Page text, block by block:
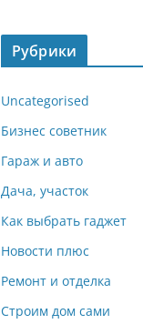
Рубрики
Uncategorised
Бизнес советник
Гараж и авто
Дача, участок
Как выбрать гаджет
Новости плюс
Ремонт и отделка
Строим дом сами